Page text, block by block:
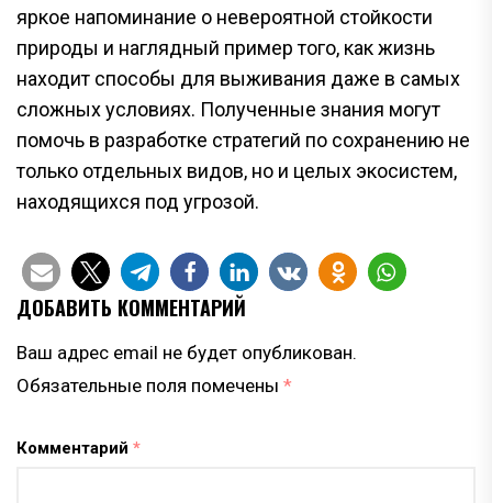
яркое напоминание о невероятной стойкости
природы и наглядный пример того, как жизнь
находит способы для выживания даже в самых
сложных условиях. Полученные знания могут
помочь в разработке стратегий по сохранению не
только отдельных видов, но и целых экосистем,
находящихся под угрозой.
ДОБАВИТЬ КОММЕНТАРИЙ
Ваш адрес email не будет опубликован.
Обязательные поля помечены *
Комментарий *